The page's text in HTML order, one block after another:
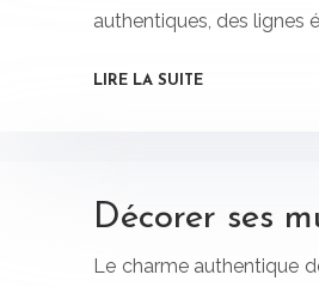
authentiques, des lignes
LIRE LA SUITE
Décorer ses
Le charme authentique